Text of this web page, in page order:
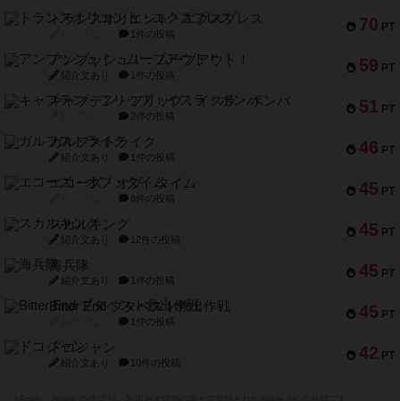
70 PT
トランスオリエント・エクスプレス
1件の投稿
59 PT
アンブッシュ！：ムーブアウト！
紹介文あり 1件の投稿
51 PT
キャプテン・フリップ：イスラ・ボンバ
2件の投稿
46 PT
ガルフストライク
紹介文あり 1件の投稿
45 PT
エコーズ・オブ・タイム
8件の投稿
45 PT
スカルキング
紹介文あり 12件の投稿
45 PT
海兵隊
紹介文あり 1件の投稿
45 PT
Bitter End ブタペスト救出作戦
1件の投稿
42 PT
ドコジャン
紹介文あり 10件の投稿